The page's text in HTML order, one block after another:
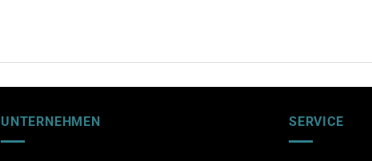
UNTERNEHMEN SERVICE